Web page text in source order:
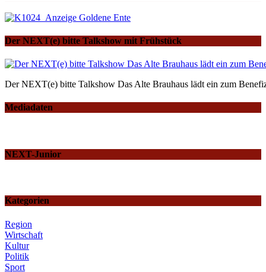
Der NEXT(e) bitte Talkshow mit Frühstück
Der NEXT(e) bitte Talkshow Das Alte Brauhaus lädt ein zum
Mediadaten
NEXT-Junior
Kategorien
Region
Wirtschaft
Kultur
Politik
Sport